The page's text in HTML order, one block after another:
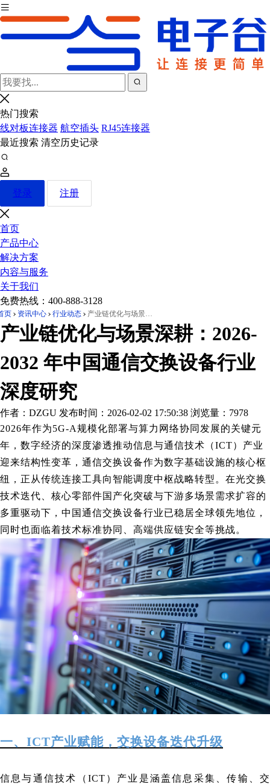
热门搜索
线对板连接器 航空插头 RJ45连接器
最近搜索 清空历史记录
登录 注册
首页
产品中心
解决方案
内容与服务
关于我们
免费热线： 400-888-3128
页 资讯中心 行业动态 产业链优化与场景深耕：2026-2032 年中国通信交换设备行业深度研究
产业链优化与场景深耕：2026-
2032 年中国通信交换设备行业
深度研究
作者：DZGU 发布时间：2026-02-02 17:50:38 浏览量：7978
2026年作为5G-A规模化部署与算力网络协同发展的关键元
年，数字经济的深度渗透推动信息与通信技术（ICT）产业
迎来结构性变革，通信交换设备作为数字基础设施的核心枢
纽，正从传统连接工具向智能调度中枢战略转型。在光交换
技术迭代、核心零部件国产化突破与下游多场景需求扩容的
多重驱动下，中国通信交换设备行业已稳居全球领先地位，
同时也面临着技术标准协同、高端供应链安全等挑战。
一、ICT产业赋能，交换设备迭代升级
信息与通信技术（ICT）产业是涵盖信息采集、传输、交